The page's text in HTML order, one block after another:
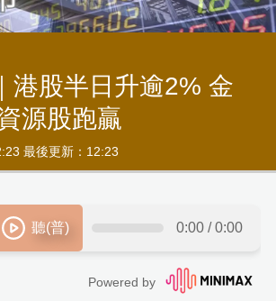
港股半日升逾2% 金
源股跑贏
最後更新：12:23